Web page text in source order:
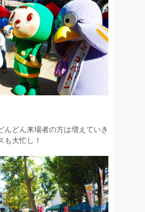
んどん来場者の方は増えていき
も大忙し！